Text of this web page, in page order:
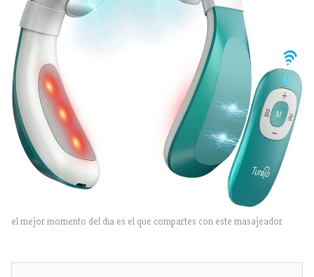
el mejor momento del dia es el que compartes con este masajeador